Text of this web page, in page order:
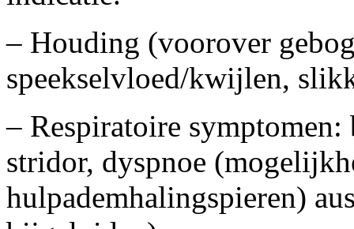
– Houding (voorover
speekselvloed/kwijlen,
– Respiratoire
stridor, dyspnoe
hulpademhalingspieren)